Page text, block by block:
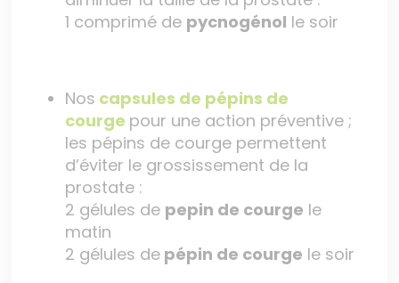
1 comprimé de pycnogénol le soir
Nos capsules de pépins de
courge pour une action préventive ;
les pépins de courge permettent
d’éviter le grossissement de la
prostate :
2 gélules de pepin de courge le
matin
2 gélules de pépin de courge le soir